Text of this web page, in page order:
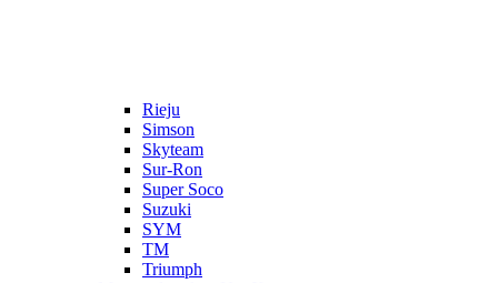
Rieju
Simson
Skyteam
Sur-Ron
Super Soco
Suzuki
SYM
TM
Triumph